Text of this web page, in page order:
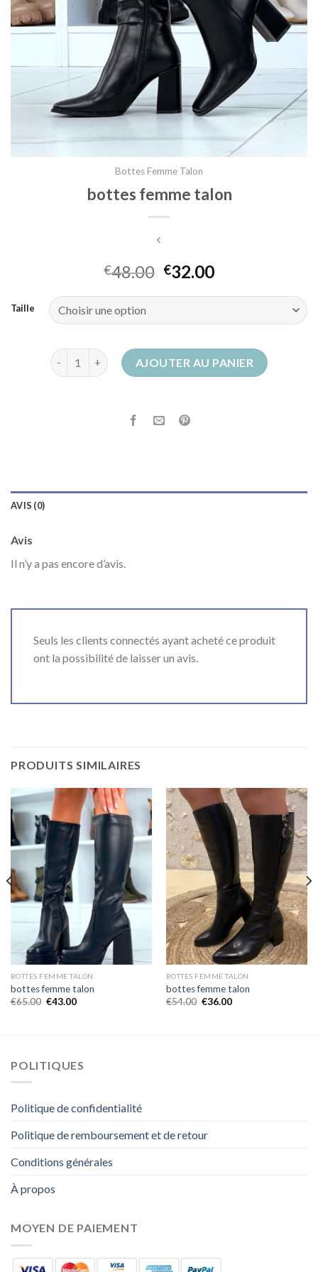
Bottes Femme Talon
bottes femme talon
€48.00 €32.00
Taille
quantité de bottes femme talon
AJOUTER AU PANIER
AVIS (0)
Avis
Il n’y a pas encore d’avis.
Seuls les clients connectés ayant acheté ce produit
ont la possibilité de laisser un avis.
PRODUITS SIMILAIRES
BOTTES FEMME TALON
bottes femme talon
€65.00 €43.00
BOTTES FEMME TALON
bottes femme talon
€54.00 €36.00
POLITIQUES
Politique de confidentialité
Politique de remboursement et de retour
Conditions générales
À propos
MOYEN DE PAIEMENT